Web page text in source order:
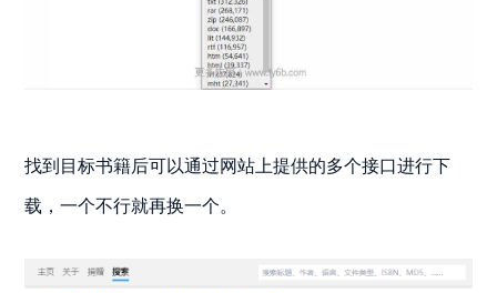
找到目标书籍后可以通过网站上提供的多个接口进行下
载，一个不行就再换一个。